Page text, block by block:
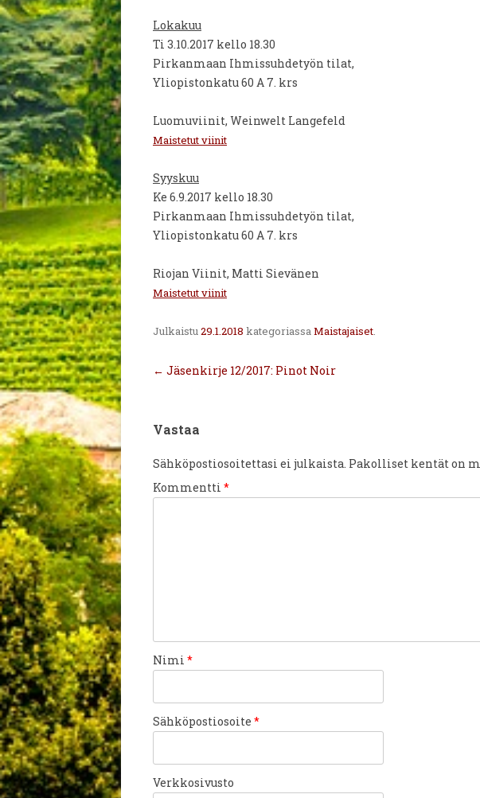
Lokakuu
Ti 3.10.2017 kello 18.30
Pirkanmaan Ihmissuhdetyön tilat,
Yliopistonkatu 60 A 7. krs
Luomuviinit, Weinwelt Langefeld
Maistetut viinit
Syyskuu
Ke 6.9.2017 kello 18.30
Pirkanmaan Ihmissuhdetyön tilat,
Yliopistonkatu 60 A 7. krs
Riojan Viinit, Matti Sievänen
Maistetut viinit
Julkaistu29.1.2018 kategoriassaMaistajaiset.
Artikkelien
← Jäsenkirje 12/2017: Pinot Noir
Vastaa
Sähköpostiosoitettasi ei julkaista. Pakolliset kentät on
Kommentti *
Nimi *
Sähköpostiosoite *
Verkkosivusto